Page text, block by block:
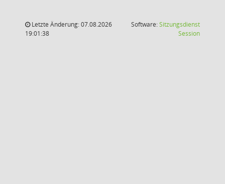
Letzte Änderung: 07.08.2026
19:01:38
Software:Sitzungsdienst
Session(Wird in